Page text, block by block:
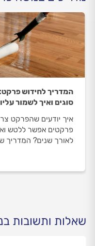
המדריך לחידוש
סוגים ואיך לשמור
איך יודעים שהפרקט
פרקטים אפשר ללטש
לאורך שנים? המדריך
שאלות ותשובות